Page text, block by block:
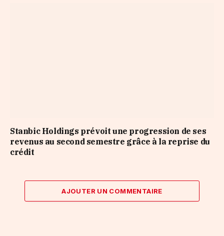
Stanbic Holdings prévoit une progression de ses
revenus au second semestre grâce à la reprise du
crédit
AJOUTER UN COMMENTAIRE